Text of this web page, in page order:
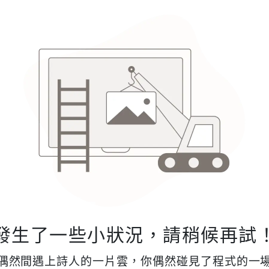
生了一些小狀況，請稍候再試！
然間遇上詩人的一片雲，你偶然碰見了程式的一